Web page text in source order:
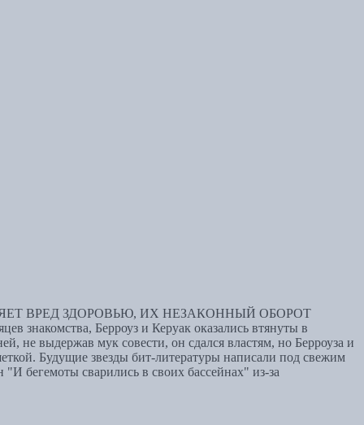
ВРЕД ЗДОРОВЬЮ, ИХ НЕЗАКОННЫЙ ОБОРОТ
Берроуз и Керуак оказались втянуты в
не выдержав мук совести, он сдался властям, но Берроуза и
Будущие звезды бит-литературы написали под свежим
бегемоты сварились в своих бассейнах" из-за